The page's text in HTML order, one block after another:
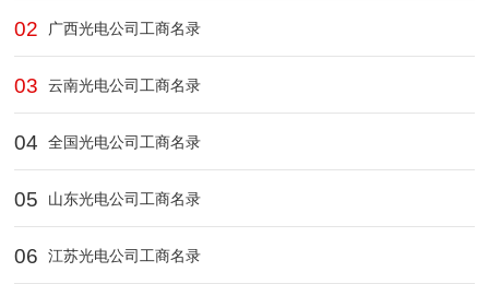
02 广西光电公司工商名录
03 云南光电公司工商名录
04 全国光电公司工商名录
05 山东光电公司工商名录
06 江苏光电公司工商名录